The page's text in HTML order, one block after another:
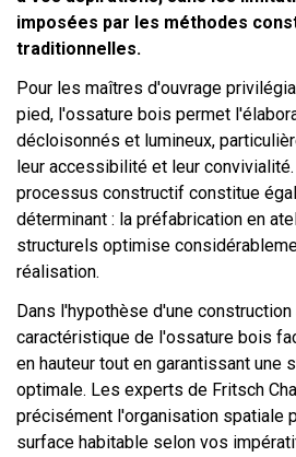
imposées par les méthodes
traditionnelles.
Pour les maîtres d'ouvrage
pied, l'ossature bois permet
décloisonnés et lumineux,
leur accessibilité et leur
processus constructif constitue
déterminant : la préfabrication en
structurels optimise
réalisation.
Dans l'hypothèse d'une
caractéristique de l'ossature bois
en hauteur tout en garantissant une
optimale. Les experts de Fritsch
précisément l'organisation spatiale
surface habitable selon vos